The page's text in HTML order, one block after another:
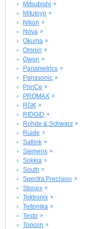
Mitsubishi
Mitutoyo
Nikon
Nova
Okuma
Omron
Owon
Panametrics
Panasonic
PrinCe
PROMAX
RGK
RIDGID
Rohde & Schwarz
Ruide
Satlink
Siemens
Sokkia
South
Spectra Precision
Stonex
Tektronix
Teltonika
Testo
Topcon